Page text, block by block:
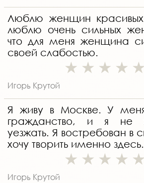
Люблю женщин
люблю очень сильных
что для меня женщина
своей слабостью.
Игорь Крутой
Я живу в Москве. У
гражданство, и я не
уезжать. Я востребован в
хочу творить именно здесь.
Игорь Крутой